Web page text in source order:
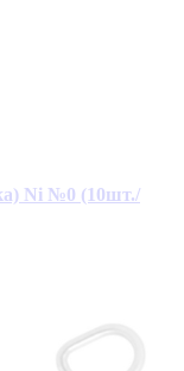
Ni №0 (10шт./